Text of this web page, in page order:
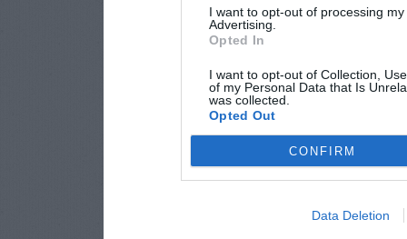
I want to opt-out of processing
Advertising.
Opted In
I want to opt-out of Collection,
of my Personal Data that Is
was collected.
Opted Out
CONFIRM
Data Deletion